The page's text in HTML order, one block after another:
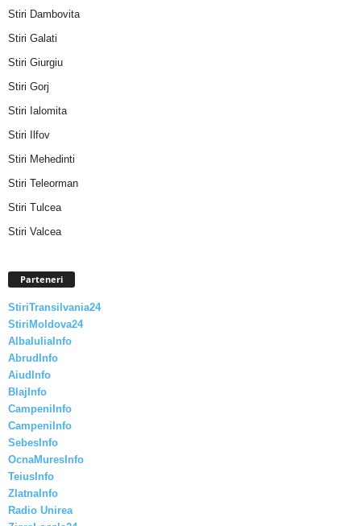
Stiri Dambovita
Stiri Galati
Stiri Giurgiu
Stiri Gorj
Stiri Ialomita
Stiri Ilfov
Stiri Mehedinti
Stiri Teleorman
Stiri Tulcea
Stiri Valcea
Parteneri
StiriTransilvania24
StiriMoldova24
AlbaIuliaInfo
AbrudInfo
AiudInfo
BlajInfo
CampeniInfo
CampeniInfo
SebesInfo
OcnaMuresInfo
TeiusInfo
ZlatnaInfo
Radio Unirea